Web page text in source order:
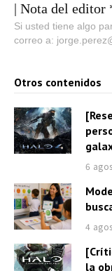
| Nota del editor
Si usted tiene algo
correo a:
Otros contenidos
6
4
la